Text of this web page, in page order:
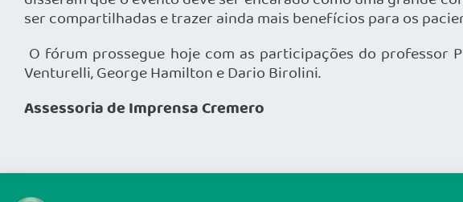
ser compartilhadas e trazer ainda mais benefícios para os
O fórum prossegue hoje com as participações do professor
Venturelli, George Hamilton e Dario Birolini.
Assessoria de Imprensa Cremero